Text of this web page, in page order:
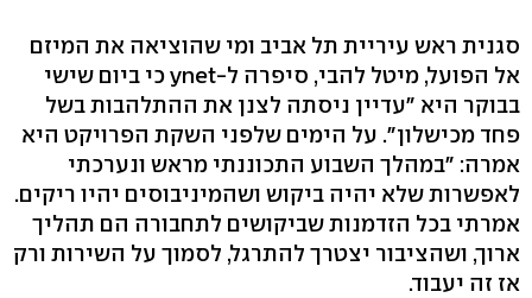
סגנית ראש עיריית תל אביב ומי שהוציאה את המיזם
אל הפועל, מיטל להבי, סיפרה ל-ynet כי ביום שישי
בבוקר היא "עדיין ניסתה לצנן את ההתלהבות בשל
פחד מכישלון". על הימים שלפני השקת הפרויקט היא
אמרה: "במהלך השבוע התכוננתי מראש ונערכתי
לאפשרות שלא יהיה ביקוש ושהמיניבוסים יהיו ריקים.
אמרתי בכל הזדמנות שביקושים לתחבורה הם תהליך
ארוך, ושהציבור יצטרך להתרגל, לסמוך על השירות ורק
אז זה יעבוד.